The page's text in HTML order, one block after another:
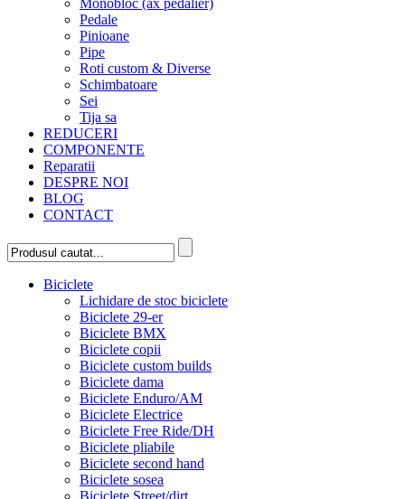
Monobloc (ax pedalier)
Pedale
Pinioane
Pipe
Roti custom & Diverse
Schimbatoare
Sei
Tija sa
REDUCERI
COMPONENTE
Reparatii
DESPRE NOI
BLOG
CONTACT
Biciclete
Lichidare de stoc biciclete
Biciclete 29-er
Biciclete BMX
Biciclete copii
Biciclete custom builds
Biciclete dama
Biciclete Enduro/AM
Biciclete Electrice
Biciclete Free Ride/DH
Biciclete pliabile
Biciclete second hand
Biciclete sosea